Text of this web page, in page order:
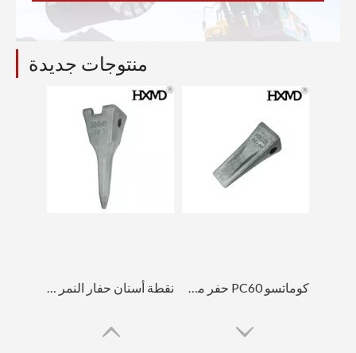
منتوجات جديدة
نقطة أسنان حفار النمر الصغيرة 14553244TL كوماتسو PC60 حفر مجرفة حفر الأسنان